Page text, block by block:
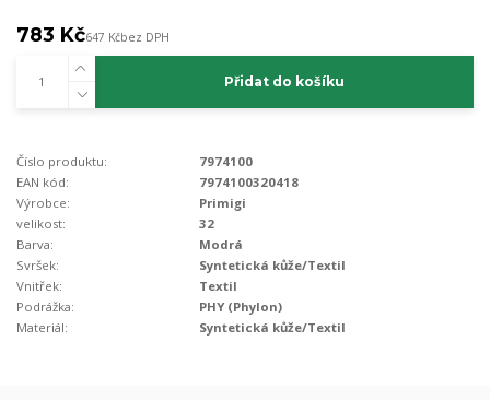
783 Kč647 Kčbez DPH
Přidat do košíku
Číslo produktu:
7974100
EAN kód:
7974100320418
Výrobce:
Primigi
velikost:
32
Barva:
Modrá
Svršek:
Syntetická kůže/Textil
Vnitřek:
Textil
Podrážka:
PHY (Phylon)
Materiál:
Syntetická kůže/Textil